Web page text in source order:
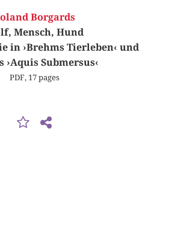
Borgards
Mensch, Hund
in ›Brehms Tierleben‹ und
›Aquis Submersus‹
PDF, 17 pages